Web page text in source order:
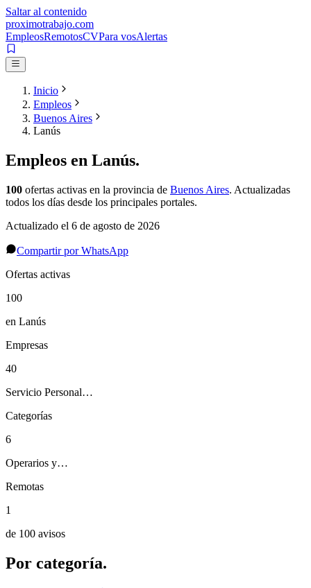
Saltar al contenido
proximotrabajo.com
EmpleosRemotosCVPara vosAlertas
Inicio
Empleos
Buenos Aires
Lanús
Empleos en Lanús.
100 ofertas activas en la provincia de Buenos Aires. Actualizadas
todos los días desde los principales portales.
Actualizado el 6 de agosto de 2026
Compartir por WhatsApp
Ofertas activas
100
en Lanús
Empresas
40
Servicio Personal…
Categorías
6
Operarios y…
Remotas
1
de 100 avisos
Por categoría.